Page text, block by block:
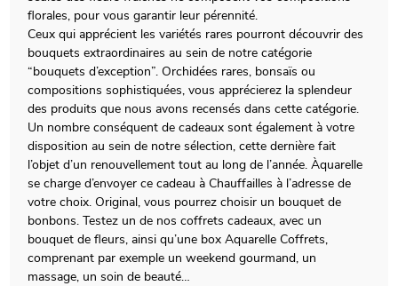
florales, pour vous garantir leur pérennité.
Ceux qui apprécient les variétés rares pourront découvrir des
bouquets extraordinaires au sein de notre catégorie
“bouquets d’exception”. Orchidées rares, bonsaïs ou
compositions sophistiquées, vous apprécierez la splendeur
des produits que nous avons recensés dans cette catégorie.
Un nombre conséquent de cadeaux sont également à votre
disposition au sein de notre sélection, cette dernière fait
l’objet d’un renouvellement tout au long de l’année. Àquarelle
se charge d’envoyer ce cadeau à Chauffailles à l’adresse de
votre choix. Original, vous pourrez choisir un bouquet de
bonbons. Testez un de nos coffrets cadeaux, avec un
bouquet de fleurs, ainsi qu’une box Aquarelle Coffrets,
comprenant par exemple un weekend gourmand, un
massage, un soin de beauté…